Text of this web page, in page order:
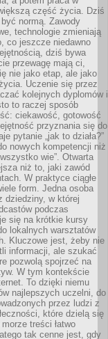
część życia. Dziś
normą. Zawody
technologie zmieniają
co jeszcze niedawno
dziś bywa
przewagę mają ci,
nie jako etap, ale jako
Uczenie się przez
kolejnych dyplomów i
to raczej sposób
ciekawość, gotowość
przyznania się do
pytanie „jak to działa?”
nowych kompetencji niż
wie”. Otwarta
niż to, jaki zawód
W praktyce ciągłe
form. Jedna osoba
dziedziny, w której
podczas
się na krótkie kursy
lokalnych warsztatów
Kluczowe jest, żeby nie
informacji, ale szukać
pozwolą spojrzeć na
W tym kontekście
To dzięki niemu
najlepszych uczelni, do
przez ludzi z
które dzielą się
treści łatwo
tak cenne jest, gdy